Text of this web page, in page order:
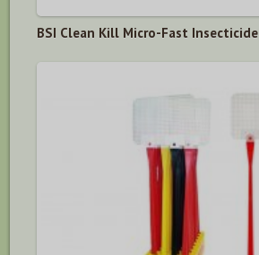
BSI Clean Kill Micro-Fast Insecticide